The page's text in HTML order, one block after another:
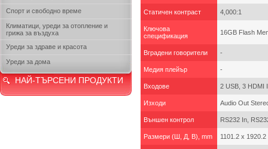
Спорт и свободно време
Климатици, уреди за отопление и
грижа за въздуха
Уреди за здраве и красота
Уреди за дома
НАЙ-ТЪРСЕНИ ПРОДУКТИ
Статичен контраст 4,000:1
Ключова
спецификация
16GB Flash
Вградени говорители -
Медия плейър -
Входове 2 USB, 3 HDMI
Изходи Audio Out
Външен контрол RS232 In,
Размери (Ш, Д, В), mm 1101.2 x